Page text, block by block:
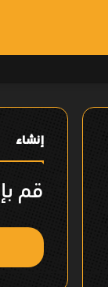
إنشاء
قم